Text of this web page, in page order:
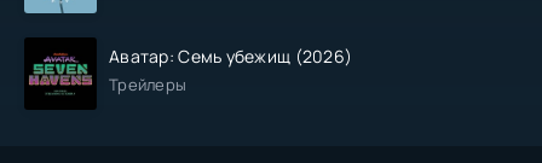
Аватар: Семь убежищ (2026)
Трейлеры